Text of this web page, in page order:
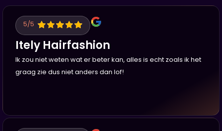
5/5
Itely Hairfashion
Ik zou niet weten wat er beter kan, alles is echt zoals ik het
graag zie dus niet anders dan lof!